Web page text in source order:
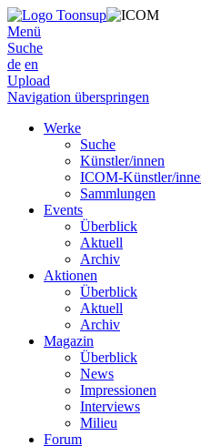
Menü
Suche
de en
Upload
Navigation überspringen
Werke
Suche
Künstler/innen
ICOM-Künstler/
Sammlungen
Events
Überblick
Aktuell
Archiv
Aktionen
Überblick
Aktuell
Archiv
Magazin
Überblick
News
Impressionen
Interviews
Milieu
Forum